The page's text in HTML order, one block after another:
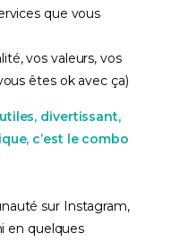
que vous
vos valeurs, vos
êtes ok avec ça)
divertissant,
c’est le combo
sur Instagram,
en quelques